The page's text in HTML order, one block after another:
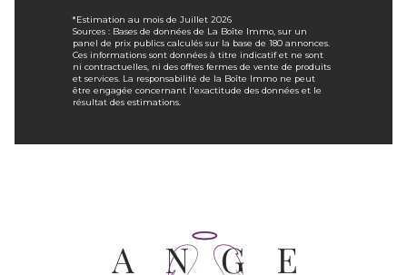
*Estimation au mois de Juillet 2026
Sources : Bases de données de La Boîte Immo, sur un
panel de prix publics calculés sur la base de 180 annonces.
Ces informations sont données à titre indicatif et ne sont
ni contractuelles, ni des offres fermes de vente de produits
et services. La responsabilité de la Boîte Immo ne peut
être engagée concernant l'exactitude des données et le
résultat des estimations.